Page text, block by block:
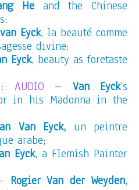
Heand the Chinese
;
Eyck, la beauté comme
divine;
Eyck, beauty as foretaste
AUDIO – Van Eyck’s
in his Madonna in the
Van Eyck, un peintre
arabe;
Eyck, a Flemish Painter
Rogier Van der Weyden,